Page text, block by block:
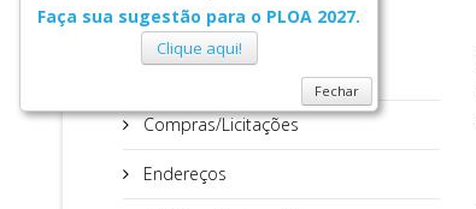
ADMINISTRAÇÃO
Compras/Licitações
Endereços
Faça sua sugestão para o PLOA 2027.
Clique aqui!
Fechar